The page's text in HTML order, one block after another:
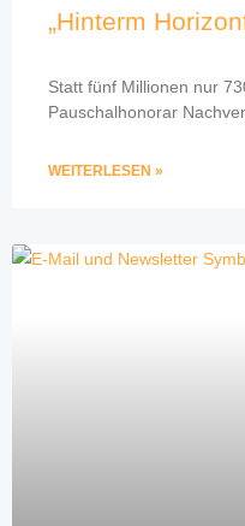
„Hinterm
Statt fünf Millionen nur
Pauschalhonorar
WEITERLESEN »